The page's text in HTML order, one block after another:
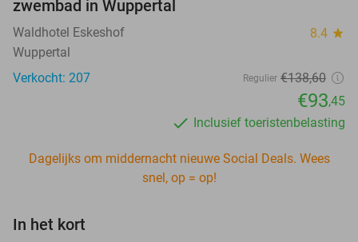
zwembad in Wuppertal
Waldhotel Eskeshof 8.4 star
Wuppertal
Verkocht: 207
Regulier €138,60
€93,45
Inclusief toeristenbelasting
Dagelijks om middernacht nieuwe Social Deals. Wees
snel, op = op!
In het kort